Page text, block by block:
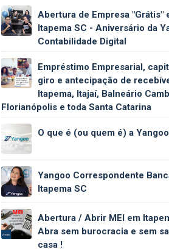
Abertura de Empresa "Grátis"
Itapema SC - Aniversário da
Contabilidade Digital
Empréstimo Empresarial,
giro e antecipação de
Itapema, Itajaí, Balneário
Florianópolis e toda Santa Catarina
O que é (ou quem é) a
Yangoo Correspondente
Itapema SC
Abertura / Abrir MEI em
Abra sem burocracia e sem
casa !